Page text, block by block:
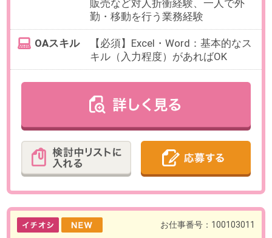
お仕事番号：100102948
1ヶ月のみ＊時給1900円】大手金
融グループ